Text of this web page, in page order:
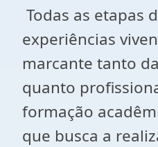
Todas as etapas
experiências
marcante tanto
quanto
formação
que busca a